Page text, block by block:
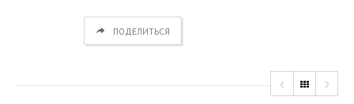
ПОДЕЛИТЬСЯ